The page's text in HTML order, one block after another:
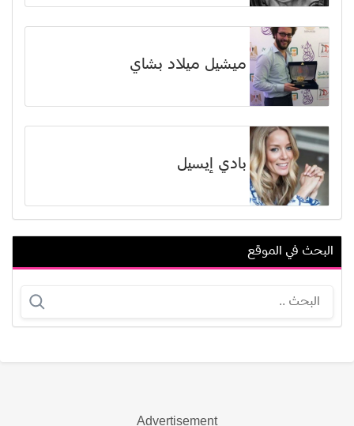
ميشيل ميلاد بشاي
بادي إيسيل
دينا سالم
البحث في الموقع
Advertisement